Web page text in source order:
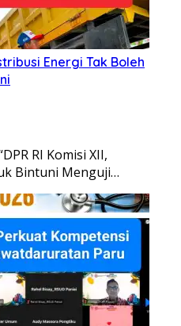
Energi Tak Boleh
RI Komisi XII,
Bintuni Menguji…